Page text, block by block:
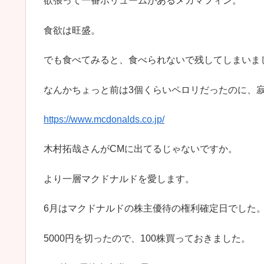
食欲は旺盛。
でも食べてみると、食べられないで残してしまいま
なんかちょっと前は3個くらいペロリだったのに、
https://www.mcdonalds.co.jp/
木村拓哉さんがCMに出てるじゃないですか。
より一層マクドナルドを愛します。
6月はマクドナルドの株主優待の権利確定日でした。
5000円を切ったので、100株買っておきました。